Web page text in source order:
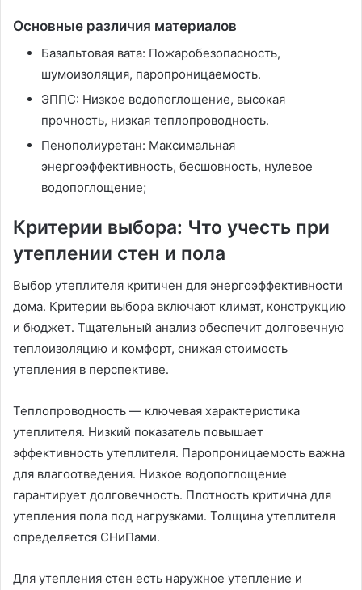
Основные различия материалов
Базальтовая вата: Пожаробезопасность,
шумоизоляция, паропроницаемость․
ЭППС: Низкое водопоглощение, высокая
прочность, низкая теплопроводность․
Пенополиуретан: Максимальная
энергоэффективность, бесшовность, нулевое
водопоглощение;
Критерии выбора: Что учесть при
утеплении стен и пола
Выбор утеплителя критичен для энергоэффективности
дома․ Критерии выбора включают климат, конструкцию
и бюджет․ Тщательный анализ обеспечит долговечную
теплоизоляцию и комфорт, снижая стоимость
утепления в перспективе․
Теплопроводность — ключевая характеристика
утеплителя․ Низкий показатель повышает
эффективность утеплителя․ Паропроницаемость важна
для влагоотведения․ Низкое водопоглощение
гарантирует долговечность․ Плотность критична для
утепления пола под нагрузками․ Толщина утеплителя
определяется СНиПами․
Для утепления стен есть наружное утепление и